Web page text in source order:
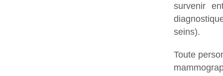
survenir
seins).
Toute